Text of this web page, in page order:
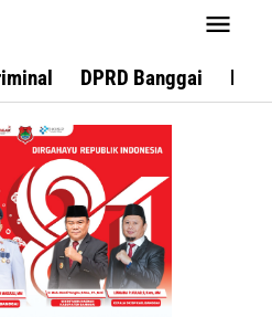
DPRD Banggai